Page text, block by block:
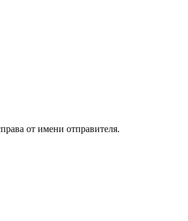
от имени отправителя.